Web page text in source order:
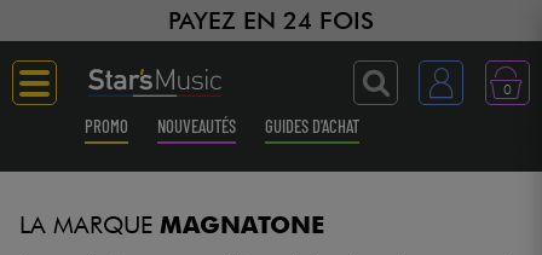
PAYEZ EN 24 FOIS
0
PROMO NOUVEAUTÉS GUIDES D'ACHAT
LA MARQUE MAGNATONE